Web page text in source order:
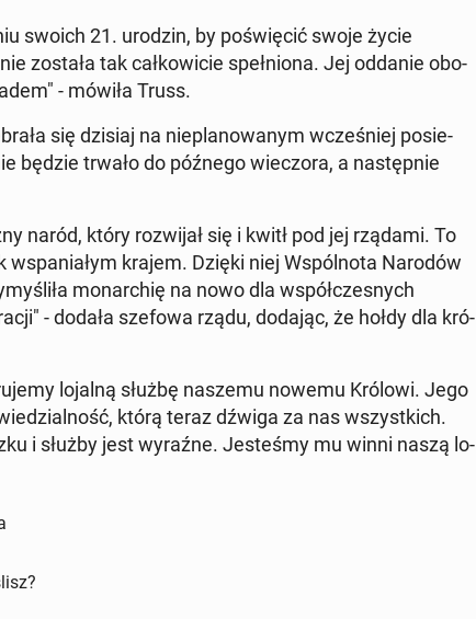
swoich 21. urodzin, by po­świę­cić swoje życie
została tak cał­ko­wi­cie speł­nio­na. Jej oddanie obo­
- mówiła Truss.
się dzisiaj na nie­pla­no­wa­nym wcze­śniej po­sie­
będzie trwało do późnego wie­czo­ra, a na­stęp­nie
naród, który roz­wi­jał się i kwitł pod jej rządami. To
krajem. Dzięki niej Wspól­no­ta Narodów
mo­nar­chię na nowo dla współ­cze­snych
- dodała szefowa rządu, dodając, że hołdy dla kró­
lojalną służbę naszemu nowemu Królowi. Jego
którą teraz dźwiga za nas wszyst­kich.
i służby jest wyraźne. Je­ste­śmy mu winni naszą lo­